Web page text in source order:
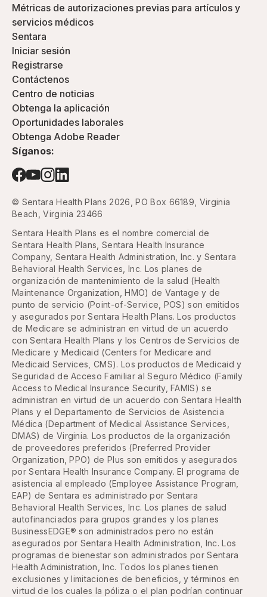
Métricas de autorizaciones previas para artículos y
servicios médicos
Sentara
Iniciar sesión
Registrarse
Contáctenos
Centro de noticias
Obtenga la aplicación
Oportunidades laborales
Obtenga Adobe Reader
Síganos:
© Sentara Health Plans 2026, PO Box 66189, Virginia
Beach, Virginia 23466
Sentara Health Plans es el nombre comercial de
Sentara Health Plans, Sentara Health Insurance
Company, Sentara Health Administration, Inc. y Sentara
Behavioral Health Services, Inc. Los planes de
organización de mantenimiento de la salud (Health
Maintenance Organization, HMO) de Vantage y de
punto de servicio (Point-of-Service, POS) son emitidos
y asegurados por Sentara Health Plans. Los productos
de Medicare se administran en virtud de un acuerdo
con Sentara Health Plans y los Centros de Servicios de
Medicare y Medicaid (Centers for Medicare and
Medicaid Services, CMS). Los productos de Medicaid y
Seguridad de Acceso Familiar al Seguro Médico (Family
Access to Medical Insurance Security, FAMIS) se
administran en virtud de un acuerdo con Sentara Health
Plans y el Departamento de Servicios de Asistencia
Médica (Department of Medical Assistance Services,
DMAS) de Virginia. Los productos de la organización
de proveedores preferidos (Preferred Provider
Organization, PPO) de Plus son emitidos y asegurados
por Sentara Health Insurance Company. El programa de
asistencia al empleado (Employee Assistance Program,
EAP) de Sentara es administrado por Sentara
Behavioral Health Services, Inc. Los planes de salud
autofinanciados para grupos grandes y los planes
BusinessEDGE® son administrados pero no están
asegurados por Sentara Health Administration, Inc. Los
programas de bienestar son administrados por Sentara
Health Administration, Inc. Todos los planes tienen
exclusiones y limitaciones de beneficios, y términos en
virtud de los cuales la póliza o el plan podrían continuar